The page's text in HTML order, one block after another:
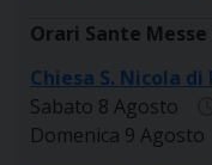
Orari Sante Messe
Chiesa S. Nicola di
Sabato 8 Agosto
Domenica 9 Agosto